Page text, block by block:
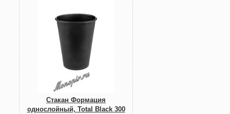
Стакан Формация
однослойный, Total Black 300